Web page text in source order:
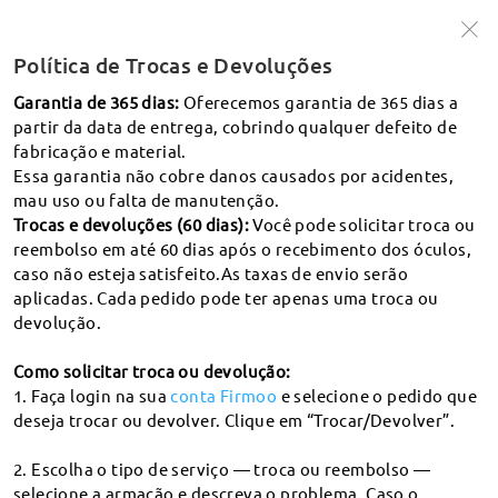
APROVEITE >
ATÉ 4X SEM JUROS NO CARTÃO DE CRÉDITO
pesquisa
O que é a DP
Envio e rastreamento
Como posso acompanhar meu pedido?
Quanto tempo demorará a minha encomenda a ser
entregue?
Em que países/regiões entregam? Que serviço de
correio utilizam? Quanto tempo demora a entrega?
Prescrição
O que é a DP?
Como é que leio a minha receita?
Política de Trocas e Devoluções
Garantia de 365 dias: Oferecemos garantia de 365 dias a
partir da data de entrega, cobrindo qualquer defeito de
fabricação e material.
Essa garantia não cobre danos causados por acidentes,
mau uso ou falta de manutenção.
Trocas e devoluções (60 dias):Você pode solicitar troca ou
reembolso em até 60 dias após o recebimento dos óculos,
caso não esteja satisfeito.As taxas de envio serão
aplicadas. Cada pedido pode ter apenas uma troca ou
devolução.
Como solicitar troca ou devolução:
1. Faça login na suaconta Firmoo e selecione o pedido que
deseja trocar ou devolver. Clique em “Trocar/Devolver”.
2. Escolha o tipo de serviço — troca ou reembolso —
selecione a armação e descreva o problema. Caso o